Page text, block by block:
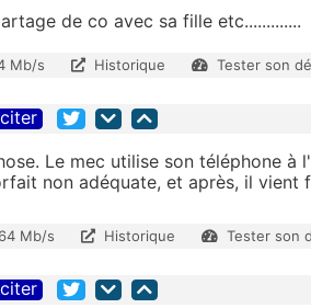
de co avec sa fille etc.............
Mb/s Historique Tester son
citer
Le mec utilise son téléphone à
non adéquate, et après, il vient
Mb/s Historique Tester son
citer